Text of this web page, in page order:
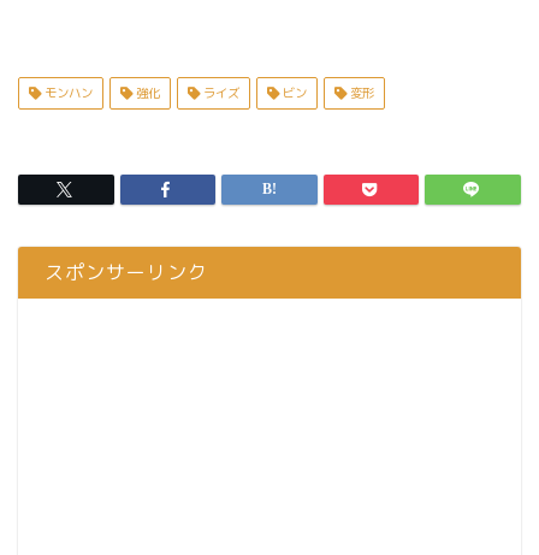
モンハン 強化 ライズ ビン 変形
スポンサーリンク